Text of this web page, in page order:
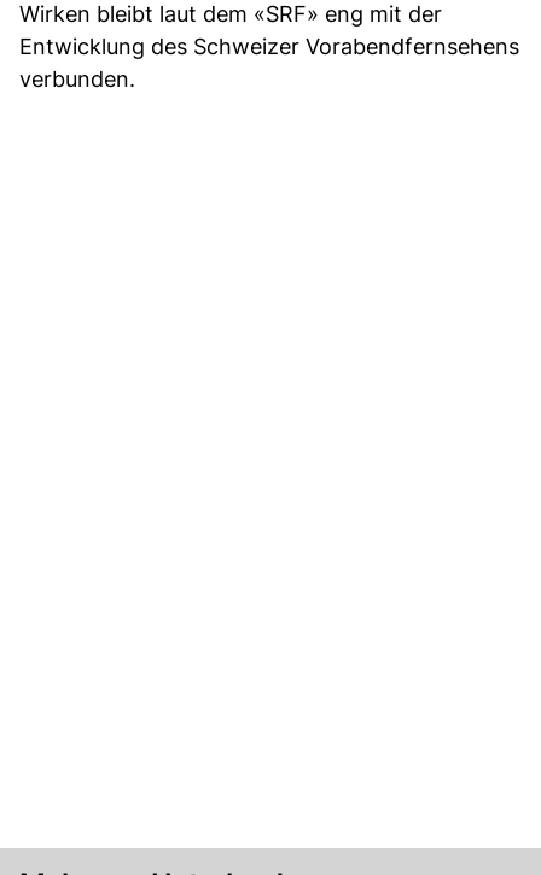
Wirken bleibt laut dem «SRF» eng mit der
Entwicklung des Schweizer Vorabendfernsehens
verbunden.